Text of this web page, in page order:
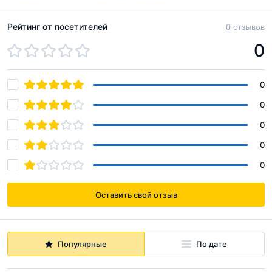
Оставить свой отзыв
Популярные По дате
Рейтинг от посетителей 0 отзывов
0
0
0
0
0
0